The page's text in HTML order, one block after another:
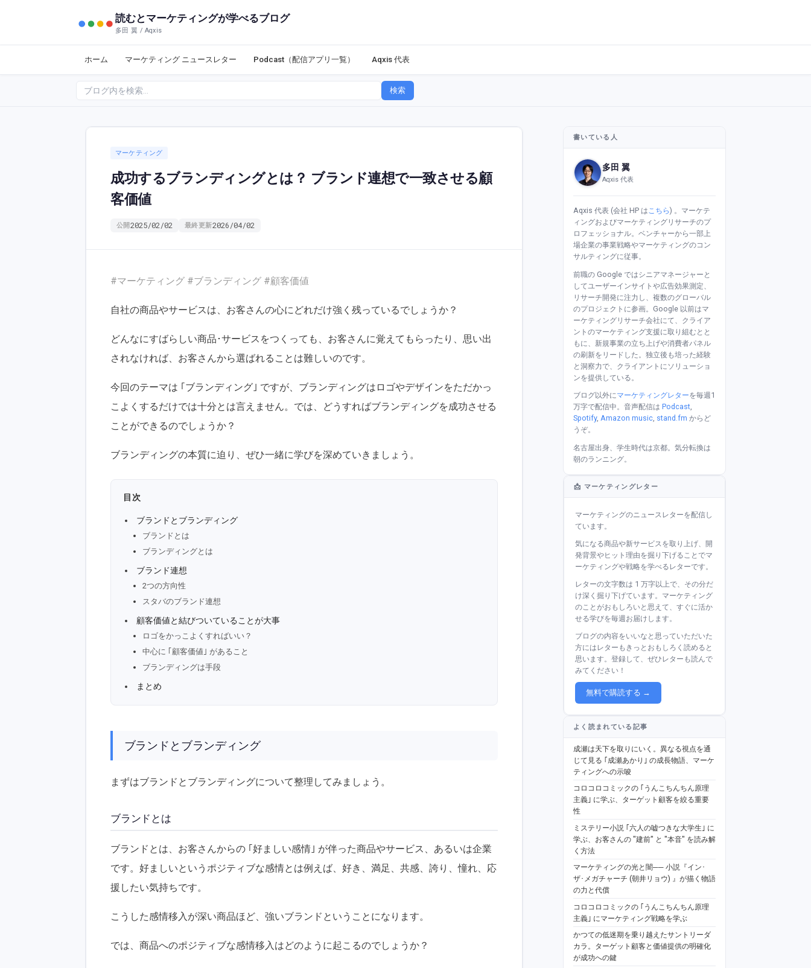
読むとマーケティングが学べるブログ
多田 翼 / Aqxis
ホーム マーケティング ニュースレター Podcast（配信アプリ一覧） Aqxis 代表
検索
マーケティング
成功するブランディングとは？ ブランド連想で一致させる顧
客価値
公開2025/02/02 最終更新2026/04/02
#マーケティング #ブランディング #顧客価値
自社の商品やサービスは、お客さんの心にどれだけ強く残っているでしょうか？
どんなにすばらしい商品･サービスをつくっても、お客さんに覚えてもらったり、思い出
されなければ、お客さんから選ばれることは難しいのです。
今回のテーマは ｢ブランディング｣ ですが、ブランディングはロゴやデザインをただかっ
こよくするだけでは十分とは言えません。では、どうすればブランディングを成功させる
ことができるのでしょうか？
ブランディングの本質に迫り、ぜひ一緒に学びを深めていきましょう。
目次
ブランドとブランディング
ブランドとは
ブランディングとは
ブランド連想
2つの方向性
スタバのブランド連想
顧客価値と結びついていることが大事
ロゴをかっこよくすればいい？
中心に ｢顧客価値｣ があること
ブランディングは手段
まとめ
ブランドとブランディング
まずはブランドとブランディングについて整理してみましょう。
ブランドとは
ブランドとは、お客さんからの ｢好ましい感情｣ が伴った商品やサービス、あるいは企業
です。好ましいというポジティブな感情とは例えば、好き、満足、共感、誇り、憧れ、応
援したい気持ちです。
こうした感情移入が深い商品ほど、強いブランドということになります。
では、商品へのポジティブな感情移入はどのように起こるのでしょうか？
書いている人
多田 翼
Aqxis 代表
Aqxis 代表 (会社 HP はこちら) 。マーケテ
ィングおよびマーケティングリサーチのプ
ロフェッショナル。ベンチャーから一部上
場企業の事業戦略やマーケティングのコン
サルティングに従事。
前職の Google ではシニアマネージャーと
してユーザーインサイトや広告効果測定、
リサーチ開発に注力し、複数のグローバル
のプロジェクトに参画。Google 以前はマ
ーケティングリサーチ会社にて、クライア
ントのマーケティング支援に取り組むとと
もに、新規事業の立ち上げや消費者パネル
の刷新をリードした。独立後も培った経験
と洞察力で、クライアントにソリューショ
ンを提供している。
ブログ以外にマーケティングレターを毎週1
万字で配信中。音声配信は Podcast,
Spotify, Amazon music, stand.fm からど
うぞ。
名古屋出身、学生時代は京都。気分転換は
朝のランニング。
📩 マーケティングレター
マーケティングのニュースレターを配信し
ています。
気になる商品や新サービスを取り上げ、開
発背景やヒット理由を掘り下げることでマ
ーケティングや戦略を学べるレターです。
レターの文字数は 1 万字以上で、その分だ
け深く掘り下げています。マーケティング
のことがおもしろいと思えて、すぐに活か
せる学びを毎週お届けします。
ブログの内容をいいなと思っていただいた
方にはレターもきっとおもしろく読めると
思います。登録して、ぜひレターも読んで
みてください！
無料で購読する →
よく読まれている記事
成瀬は天下を取りにいく。異なる視点を通
じて見る ｢成瀬あかり｣ の成長物語、マーケ
ティングへの示唆
コロコロコミックの ｢うんこちんちん原理
主義｣ に学ぶ、ターゲット顧客を絞る重要
性
ミステリー小説 ｢六人の嘘つきな大学生｣ に
学ぶ、お客さんの "建前" と "本音" を読み解
く方法
マーケティングの光と闇── 小説『イン･
ザ･メガチャーチ (朝井リョウ) 』が描く物語
の力と代償
コロコロコミックの ｢うんこちんちん原理
主義｣ にマーケティング戦略を学ぶ
かつての低迷期を乗り越えたサントリーダ
カラ。ターゲット顧客と価値提供の明確化
が成功への鍵